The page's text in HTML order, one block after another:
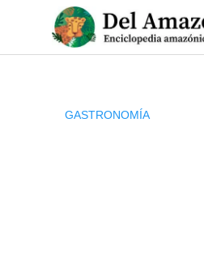
GASTRONOMÍA